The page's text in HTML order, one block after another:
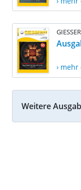
›
Weitere